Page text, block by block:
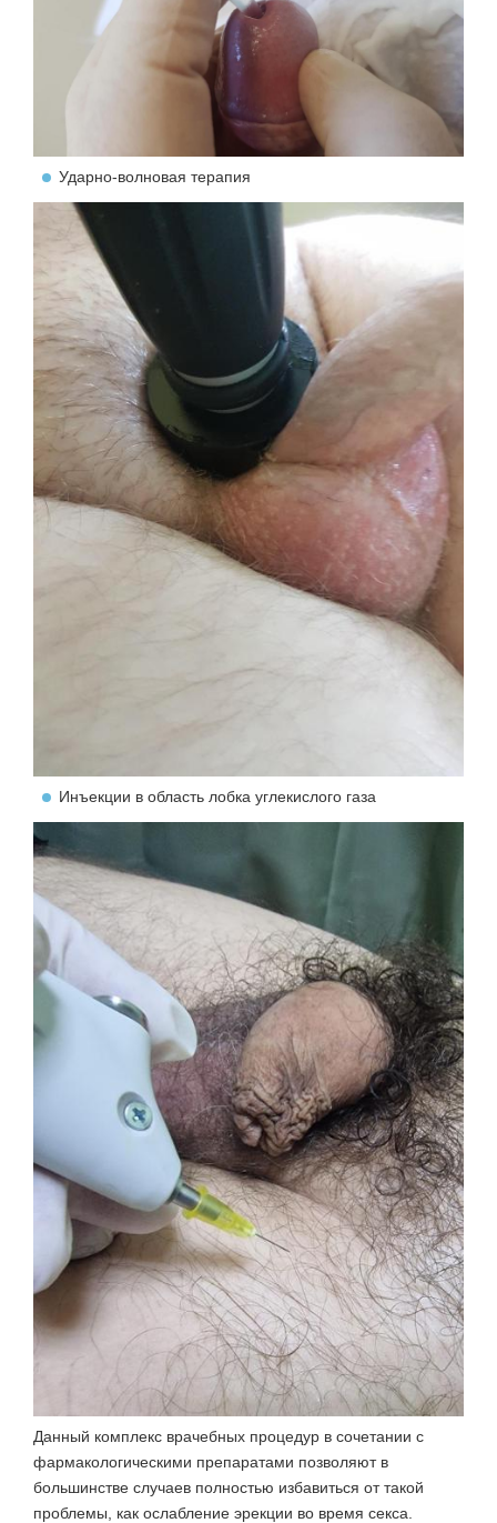
Ударно-волновая терапия
Инъекции в область лобка углекислого газа
Данный комплекс врачебных процедур в сочетании с
фармакологическими препаратами позволяют в
большинстве случаев полностью избавиться от такой
проблемы, как ослабление эрекции во время секса.